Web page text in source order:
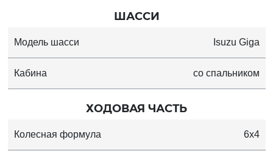
ШАССИ
Модель шасси Isuzu Giga
Кабина сo спальником
ХОДОВАЯ ЧАСТЬ
Колесная формула 6x4